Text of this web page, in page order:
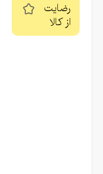
رضایت
از کالا